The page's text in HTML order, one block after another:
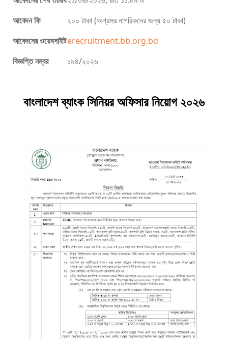
আবেদন ফি
২০০ টাকা (অগ্রসর নাগরিকদের জন্য ৫০ টাকা)
আবেদনের ওয়েবসাইটerecruitment.bb.org.bd
বিজ্ঞপ্তি নম্বর
১৯৪/২০২৬
বাংলাদেশ ব্যাংক সিনিয়র অফিসার নিয়োগ ২০২৬